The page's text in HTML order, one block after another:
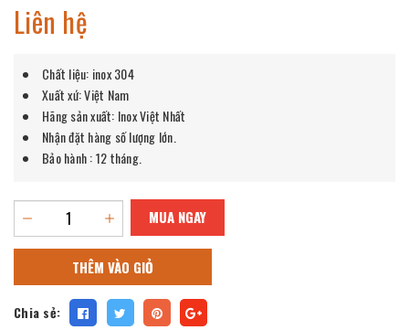
Liên hệ
Chất liệu: inox 304
Xuất xứ: Việt Nam
Hãng sản xuất: Inox Việt Nhất
Nhận đặt hàng số lượng lớn.
Bảo hành : 12 tháng.
MUA NGAY
THÊM VÀO GIỎ
Chia sẻ: